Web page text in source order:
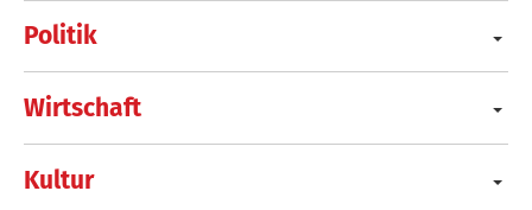
Politik
Wirtschaft
Kultur